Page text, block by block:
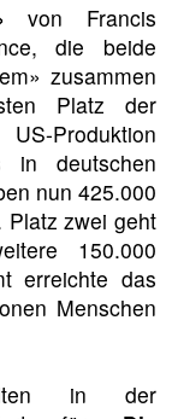
von Francis
die beide
zusammen
Platz der
Produktion
in deutschen
nun 425.000
Platz zwei geht
150.000
erreichte das
Menschen
in der